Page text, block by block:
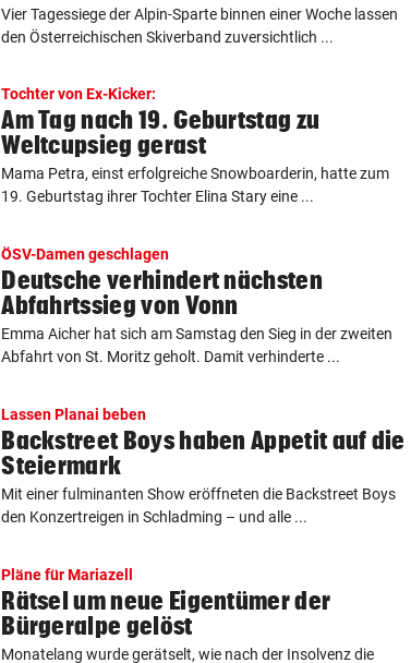
Vier Tagessiege der Alpin-Sparte binnen einer Woche lassen
den Österreichischen Skiverband zuversichtlich ...
Tochter von Ex-Kicker:
Am Tag nach 19. Geburtstag zu
Weltcupsieg gerast
Mama Petra, einst erfolgreiche Snowboarderin, hatte zum
19. Geburtstag ihrer Tochter Elina Stary eine ...
ÖSV-Damen geschlagen
Deutsche verhindert nächsten
Abfahrtssieg von Vonn
Emma Aicher hat sich am Samstag den Sieg in der zweiten
Abfahrt von St. Moritz geholt. Damit verhinderte ...
Lassen Planai beben
Backstreet Boys haben Appetit auf die
Steiermark
Mit einer fulminanten Show eröffneten die Backstreet Boys
den Konzertreigen in Schladming – und alle ...
Pläne für Mariazell
Rätsel um neue Eigentümer der
Bürgeralpe gelöst
Monatelang wurde gerätselt, wie nach der Insolvenz die